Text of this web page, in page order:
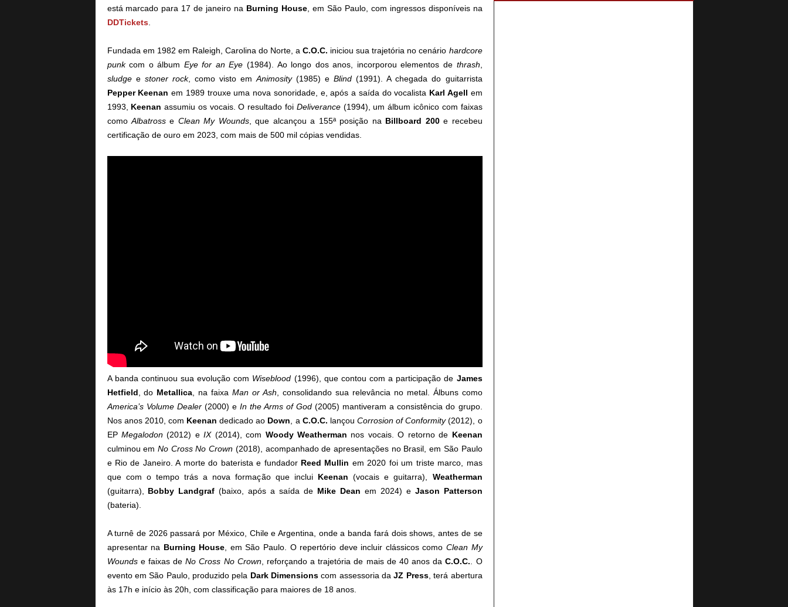
está marcado para 17 de janeiro na Burning House, em São Paulo, com ingressos disponíveis na
DDTickets.
Fundada em 1982 em Raleigh, Carolina do Norte, aC.O.C. iniciou sua trajetória no cenário hardcore
punkcom o álbum Eye for an Eye (1984). Ao longo dos anos, incorporou elementos de thrash
sludgee stoner rock, como visto em Animosity(1985) eBlind (1991). A chegada do guitarrista
Pepper Keenan em 1989 trouxe uma nova sonoridade, e, após a saída do vocalista Karl Agell em
1993, Keenan assumiu os vocais. O resultado foi Deliverance(1994), um álbum icônico com faixas
como Albatrosse Clean My Wounds, que alcançou a 155ª posição na Billboard 200e recebeu
certificação de ouro em 2023, com mais de 500 mil cópias vendidas.
A banda continuou sua evolução com Wiseblood (1996), que contou com a participação de James
Hetfield , do Metallica , na faixaMan or Ash , consolidando sua relevância no metal. Álbuns como
America’s Volume Dealer(2000) e In the Arms of God (2005) mantiveram a consistência do grupo.
Nos anos 2010, com Keenan dedicado ao Down , a C.O.C. lançouCorrosion of Conformity(2012), o
EP Megalodon(2012) eIX(2014), com Woody Weatherman nos vocais. O retorno de Keenan
culminou em No Cross No Crown (2018), acompanhado de apresentações no Brasil, em São Paulo
e Rio de Janeiro. A morte do baterista e fundador Reed Mullin em 2020 foi um triste marco, mas
que com o tempo trás a nova formação que inclui Keenan (vocais e guitarra), Weatherman
(guitarra), Bobby Landgraf (baixo, após a saída de Mike Dean em 2024) e Jason Patterson
(bateria).
A turnê de 2026 passará por México, Chile e Argentina, onde a banda fará dois shows, antes de se
apresentar na Burning House , em São Paulo. O repertório deve incluir clássicos como Clean My
Woundse faixas deNo Cross No Crown, reforçando a trajetória de mais de 40 anos daC.O.C. . O
evento em São Paulo, produzido pela Dark Dimensions com assessoria daJZ Press, terá abertura
às 17h e início às 20h, com classificação para maiores de 18 anos.